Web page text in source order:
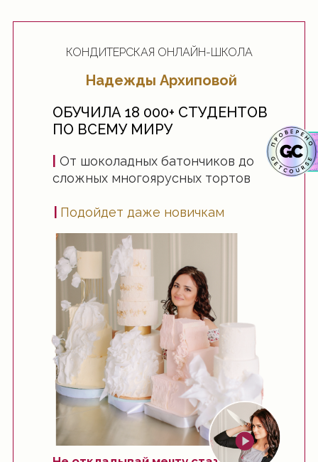
Надежды Архиповой
КОНДИТЕРСКАЯ ОНЛАЙН-ШКОЛА
От шоколадных батончиков до
сложных многоярусных тортов
Подойдет даже новичкам
ОБУЧИЛА 18 000+ СТУДЕНТОВ
ПО ВСЕМУ МИРУ